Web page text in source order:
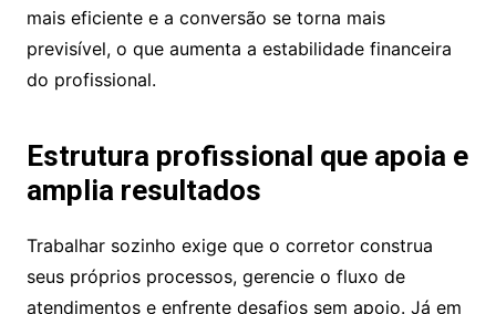
mais eficiente e a conversão se torna mais
previsível, o que aumenta a estabilidade financeira
do profissional.
Estrutura profissional que apoia e
amplia resultados
Trabalhar sozinho exige que o corretor construa
seus próprios processos, gerencie o fluxo de
atendimentos e enfrente desafios sem apoio. Já em